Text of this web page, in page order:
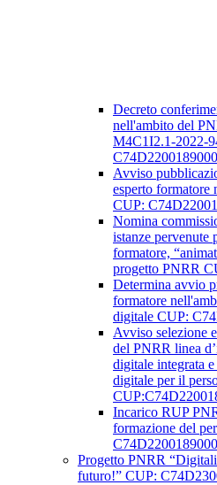
Decreto
nell'ambito del
M4C1I2.1-2022-
Avviso
esperto formatore
CUP:
Nomina
istanze pervenute
formatore,
progetto PNRR
Determina avvio
formatore
digitale CUP:
Avviso selezione
del PNRR linea
digitale integrata
digitale per il
Incarico RUP
formazione del
Progetto PNRR
futuro!” CUP: